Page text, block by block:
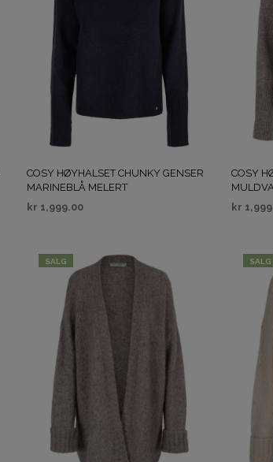
COSY HØYHALSET CHUNKY GENSER
MARINEBLÅ MELERT
kr 1,999.00
COSY
kr
SALG SALG